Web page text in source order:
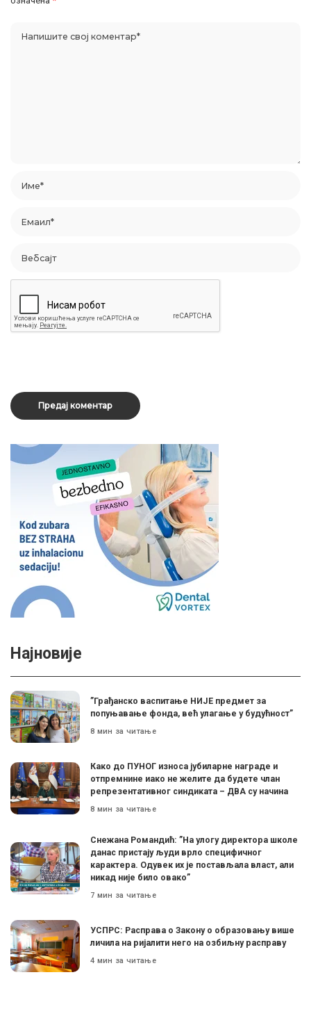
Најновије
”Грађанско васпитање НИЈЕ предмет за
попуњавање фонда, већ улагање у будућност”
8 мин за читање
Како до ПУНОГ износа јубиларне награде и
отпремнине иако не желите да будете члан
репрезентативног синдиката – ДВА су начина
8 мин за читање
Снежана Романдић: ”На улогу директора школе
данас пристају људи врло специфичног
карактера. Одувек их је постављала власт, али
никад није било овако”
7 мин за читање
УСПРС: Расправа о Закону о образовању више
личила на ријалити него на озбиљну расправу
4 мин за читање